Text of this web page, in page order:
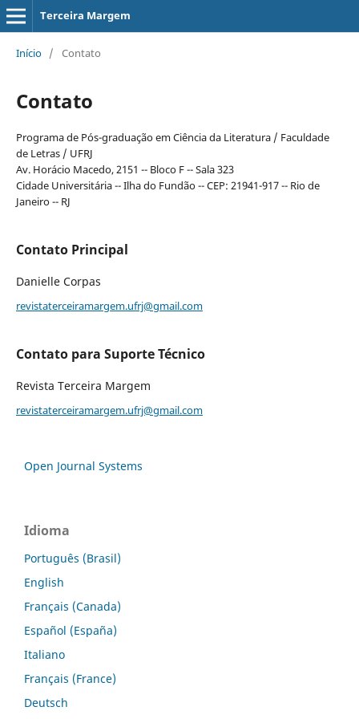
Terceira Margem
Início / Contato
Contato
Programa de Pós-graduação em Ciência da Literatura / Faculdade
de Letras / UFRJ
Av. Horácio Macedo, 2151 -- Bloco F -- Sala 323
Cidade Universitária -- Ilha do Fundão -- CEP: 21941-917 -- Rio de
Janeiro -- RJ
Contato Principal
Danielle Corpas
revistaterceiramargem.ufrj@gmail.com
Contato para Suporte Técnico
Revista Terceira Margem
revistaterceiramargem.ufrj@gmail.com
Open Journal Systems
Idioma
Português (Brasil)
English
Français (Canada)
Español (España)
Italiano
Français (France)
Deutsch